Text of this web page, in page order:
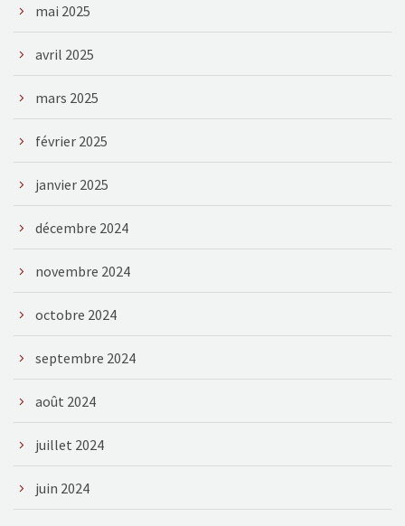
mai 2025
avril 2025
mars 2025
février 2025
janvier 2025
décembre 2024
novembre 2024
octobre 2024
septembre 2024
août 2024
juillet 2024
juin 2024